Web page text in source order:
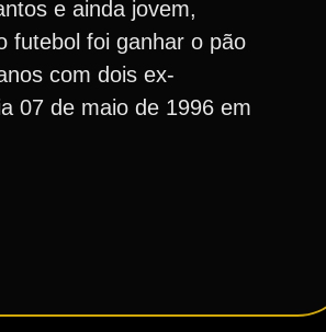
e ainda jovem,
futebol foi ganhar o pão
com dois ex-
07 de maio de 1996 em